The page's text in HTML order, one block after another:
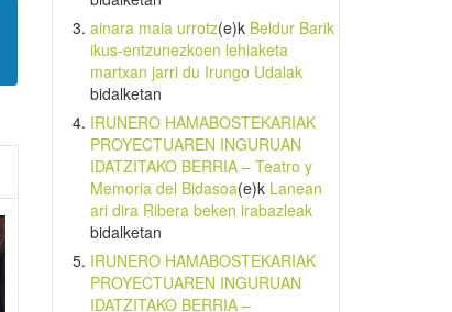
ainara maia urrotz(e)k Beldur Barik
ikus-entzunezkoen lehiaketa
martxan jarri du Irungo Udalak
bidalketan
IRUNERO HAMABOSTEKARIAK
PROYECTUAREN INGURUAN
IDATZITAKO BERRIA – Teatro y
Memoria del Bidasoa(e)k Lanean
ari dira Ribera beken irabazleak
bidalketan
IRUNERO HAMABOSTEKARIAK
PROYECTUAREN INGURUAN
IDATZITAKO BERRIA –